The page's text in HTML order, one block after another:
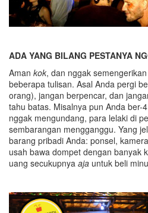
ADA YANG BILANG PESTANYA
Aman kok, dan nggak
beberapa tulisan. Asal Anda pergi
orang), jangan berpencar, dan
tahu batas. Misalnya pun Anda ber-
nggak mengundang, para lelaki di
sembarangan mengganggu. Yang
barang pribadi Anda: ponsel,
usah bawa dompet dengan banyak
uang secukupnya aja untuk beli